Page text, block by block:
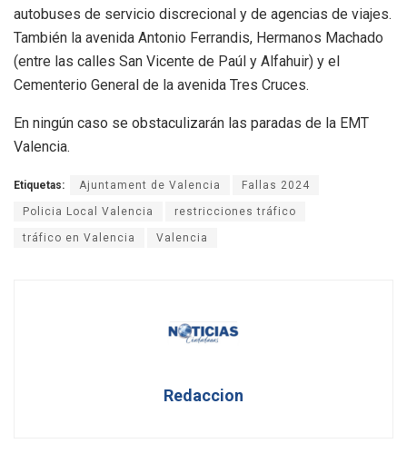
autobuses de servicio discrecional y de agencias de viajes.
También la avenida Antonio Ferrandis, Hermanos Machado
(entre las calles San Vicente de Paúl y Alfahuir) y el
Cementerio General de la avenida Tres Cruces.
En ningún caso se obstaculizarán las paradas de la EMT
Valencia.
Etiquetas: Ajuntament de Valencia Fallas 2024
Policia Local Valencia restricciones tráfico
tráfico en Valencia Valencia
Redaccion